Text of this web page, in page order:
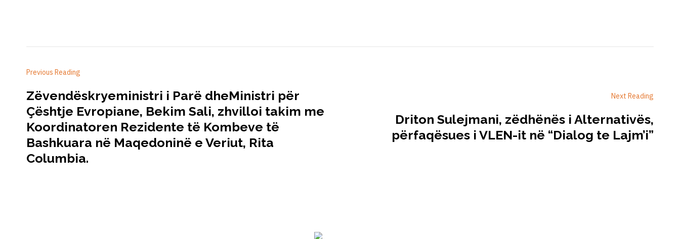
Previous Reading
Zëvendëskryeministri i Parë dheMinistri për
Çështje Evropiane, Bekim Sali, zhvilloi takim me
Koordinatoren Rezidente të Kombeve të
Bashkuara në Maqedoninë e Veriut, Rita
Columbia.
Next Reading
Driton Sulejmani, zëdhënës i Alternativës,
përfaqësues i VLEN-it në “Dialog te Lajm’i”